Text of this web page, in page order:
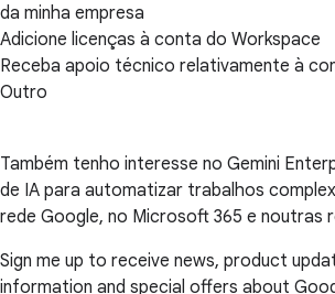
da minha empresa
Adicione licenças à conta do Workspace
Receba apoio técnico relativamente à
Outro
Também tenho interesse no Gemini
de IA para automatizar trabalhos
rede Google, no Microsoft 365 e noutras
Sign me up to receive news, product
information and special offers about